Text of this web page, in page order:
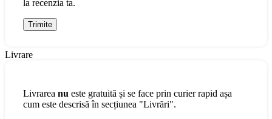
la recenzia ta.
Livrare
Livrarea nu este gratuită și se face prin curier rapid așa
cum este descrisă în secțiunea "Livrări".